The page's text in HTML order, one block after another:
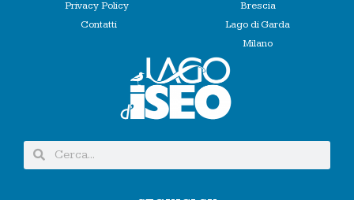
Privacy Policy
Contatti
Brescia
Lago di Garda
Milano